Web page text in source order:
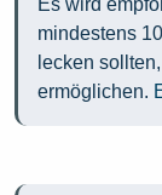
mindestens
lecken
ermöglichen.